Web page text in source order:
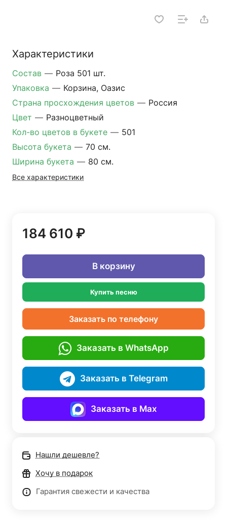
Характеристики
Состав — Роза 501 шт.
Упаковка — Корзина, Оазис
Страна просхождения цветов — Россия
Цвет — Разноцветный
Кол-во цветов в букете — 501
Высота букета — 70 см.
Ширина букета — 80 см.
Все характеристики
184 610 ₽
В корзину
Купить песню
Заказать по телефону
Заказать в WhatsApp
Заказать в Telegram
Заказать в Max
Нашли дешевле?
Хочу в подарок
Гарантия свежести и качества